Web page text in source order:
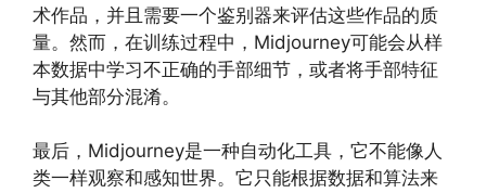
术作品，并且需要一个鉴别器来评估这些作品的质
量。然而，在训练过程中，Midjourney可能会从样
本数据中学习不正确的手部细节，或者将手部特征
与其他部分混淆。
最后，Midjourney是一种自动化工具，它不能像人
类一样观察和感知世界。它只能根据数据和算法来